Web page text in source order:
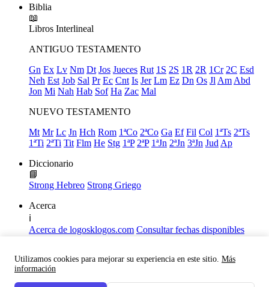
Utilizamos cookies para mejorar su experiencia en este sitio. Más
información
Biblia
📖
Libros Interlineal
ANTIGUO TESTAMENTO
Gn Ex Lv Nm Dt Jos Jueces Rut 1S 2S 1R 2R 1Cr 2C Esd
Neh Est Job Sal Pr Ec Cnt Is Jer Lm Ez Dn Os Jl Am Abd
Jon Mi Nah Hab Sof Ha Zac Mal
NUEVO TESTAMENTO
Mt Mr Lc Jn Hch Rom 1ªCo 2ªCo Ga Ef Fil Col 1ªTs 2ªTs
1ªTi 2ªTi Tit Flm He Stg 1ªP 2ªP 1ªJn 2ªJn 3ªJn Jud Ap
Diccionario
📘
Strong Hebreo Strong Griego
Acerca
ℹ️
Acerca de logosklogos.com Consultar fechas disponibles
Links útiles